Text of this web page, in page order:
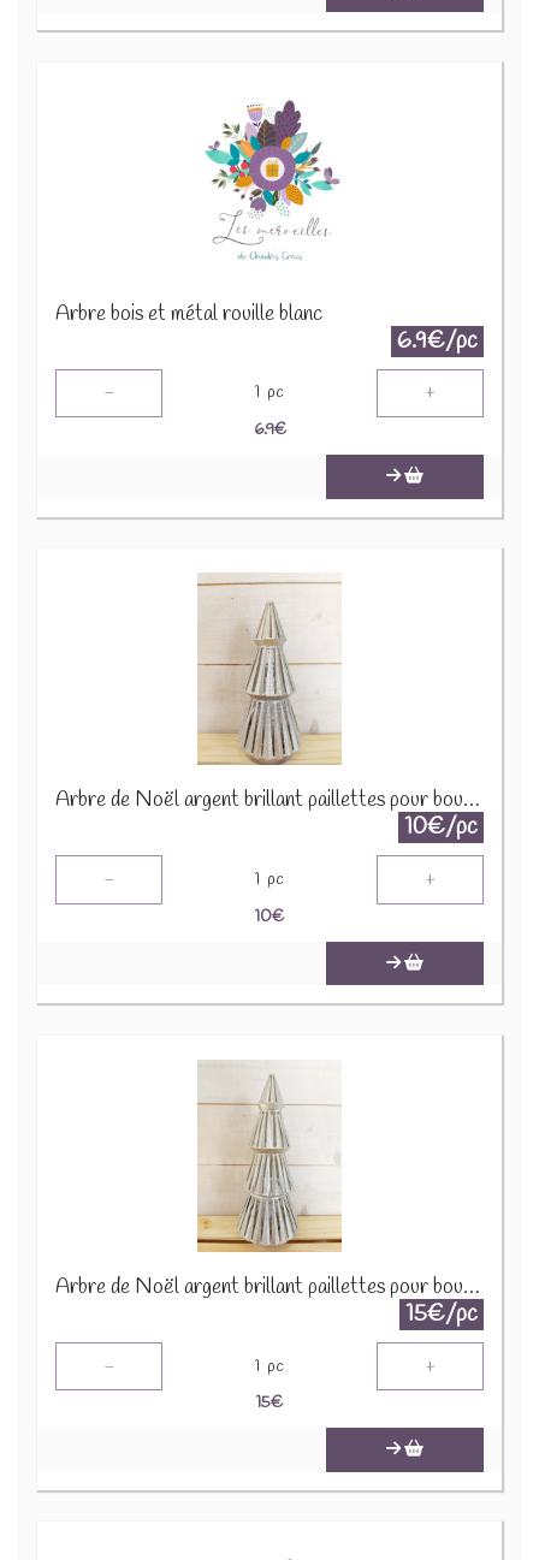
Arbre bois et métal rouille blanc
6.9€/pc
- 1 pc +
6.9€
Arbre de Noël argent brillant paillettes pour bougie 1650 A1590
10€/pc
- 1 pc +
10€
Arbre de Noël argent brillant paillettes pour bougie 1650 B 2290
15€/pc
- 1 pc +
15€